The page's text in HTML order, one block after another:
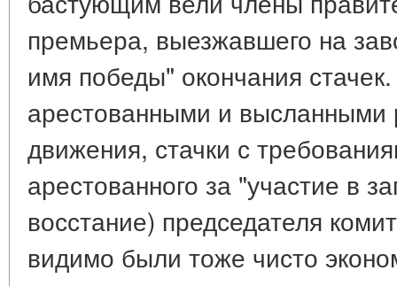
премьера, выезжавшего на
имя победы" окончания
арестованными и высланными
движения, стачки с
арестованного за "участие в
восстание) председателя
видимо были тоже чисто